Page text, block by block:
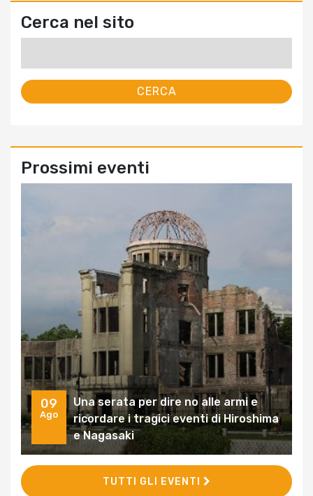
Cerca nel sito
Prossimi eventi
09
Ago
Una serata per dire no alle armi e
ricordare i tragici eventi di Hiroshima
e Nagasaki
TUTTI GLI EVENTI